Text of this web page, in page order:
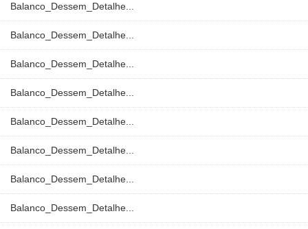
Balanco_Dessem_Detalhe...
Balanco_Dessem_Detalhe...
Balanco_Dessem_Detalhe...
Balanco_Dessem_Detalhe...
Balanco_Dessem_Detalhe...
Balanco_Dessem_Detalhe...
Balanco_Dessem_Detalhe...
Balanco_Dessem_Detalhe...